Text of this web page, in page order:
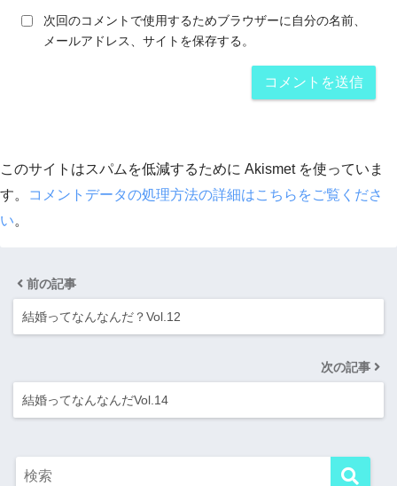
次回のコメントで使用するためブラウザーに自分の名前、
メールアドレス、サイトを保存する。
このサイトはスパムを低減するために Akismet を使っていま
す。
コメントデータの処理方法の詳細はこちらをご覧くださ
い。
前の記事
結婚ってなんなんだ？Vol.12
次の記事
結婚ってなんなんだVol.14